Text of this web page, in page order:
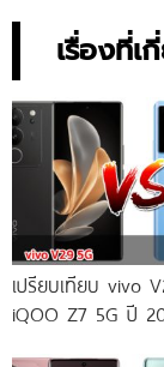
เรื่องที่เ
เปรียบเทียบ vivo
iQOO Z7 5G ปี